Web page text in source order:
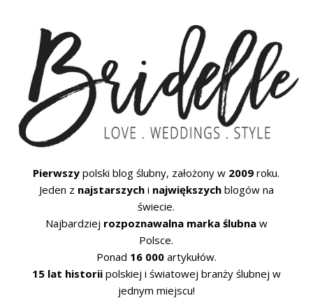
Pierwszy polski blog ślubny, założony w 2009 roku.
Jeden z najstarszychi największychblogów na
świecie.
Najbardziej rozpoznawalna marka ślubnaw
Polsce.
Ponad 16 000artykułów.
15 lat historiipolskiej i światowej branży ślubnej w
jednym miejscu!